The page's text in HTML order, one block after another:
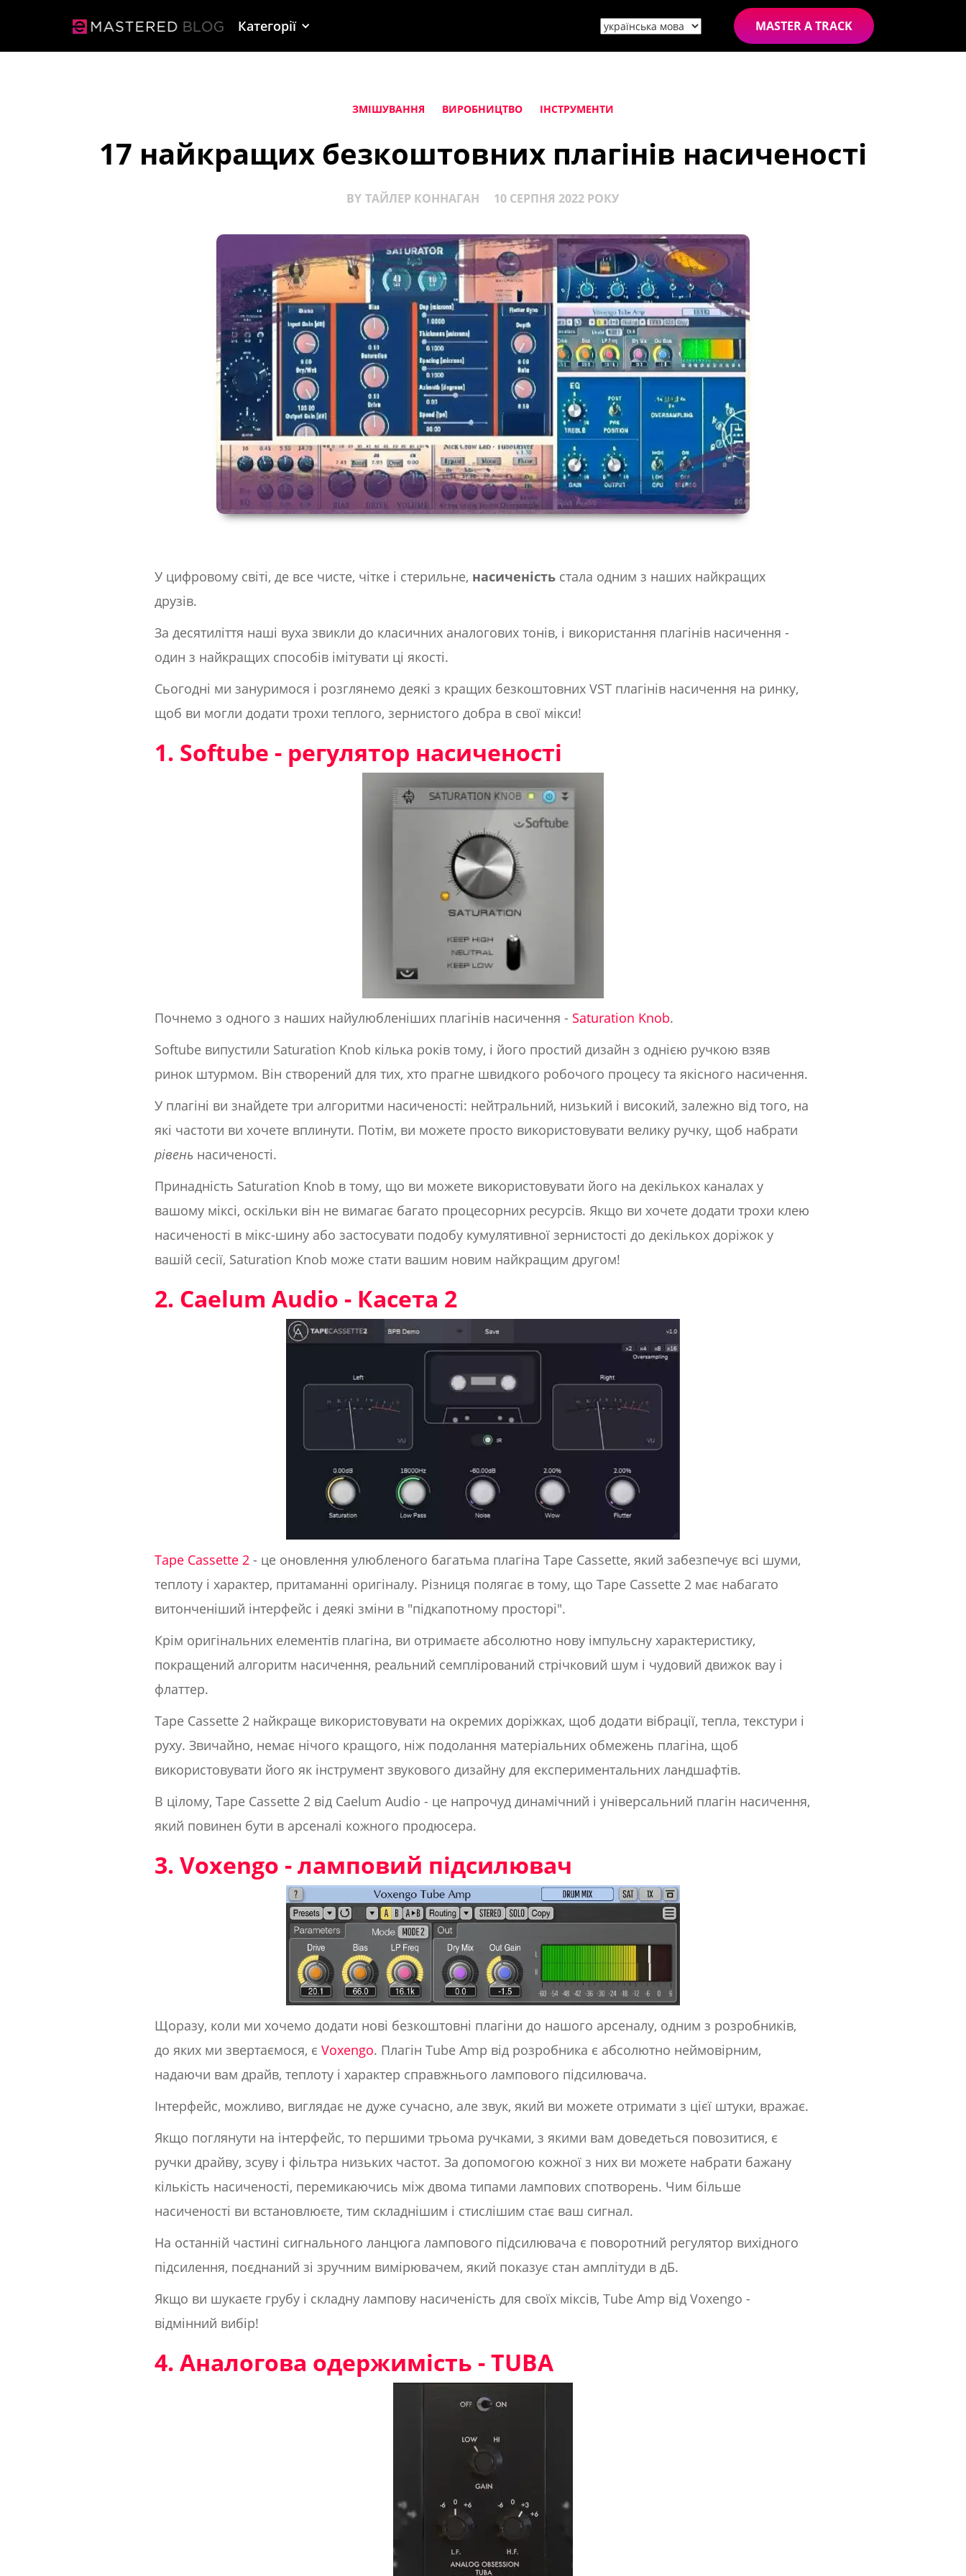
Категорії MASTER A TRACK
ЗМІШУВАННЯ ВИРОБНИЦТВО ІНСТРУМЕНТИ
17 найкращих безкоштовних плагінів насиченості
BY ТАЙЛЕР КОННАГАН 10 СЕРПНЯ 2022 РОКУ
У цифровому світі, де все чисте, чітке і стерильне, насиченість стала одним з наших найкращих
друзів.
За десятиліття наші вуха звикли до класичних аналогових тонів, і використання плагінів насичення -
один з найкращих способів імітувати ці якості.
Сьогодні ми зануримося і розглянемо деякі з кращих безкоштовних VST плагінів насичення на ринку,
щоб ви могли додати трохи теплого, зернистого добра в свої мікси!
1. Softube - регулятор насиченості
Почнемо з одного з наших найулюбленіших плагінів насичення - Saturation Knob.
Softube випустили Saturation Knob кілька років тому, і його простий дизайн з однією ручкою взяв
ринок штурмом. Він створений для тих, хто прагне швидкого робочого процесу та якісного насичення.
У плагіні ви знайдете три алгоритми насиченості: нейтральний, низький і високий, залежно від того, на
які частоти ви хочете вплинути. Потім, ви можете просто використовувати велику ручку, щоб набрати
рівень насиченості.
Принадність Saturation Knob в тому, що ви можете використовувати його на декількох каналах у
вашому міксі, оскільки він не вимагає багато процесорних ресурсів. Якщо ви хочете додати трохи клею
насиченості в мікс-шину або застосувати подобу кумулятивної зернистості до декількох доріжок у
вашій сесії, Saturation Knob може стати вашим новим найкращим другом!
2. Caelum Audio - Касета 2
Tape Cassette 2 - це оновлення улюбленого багатьма плагіна Tape Cassette, який забезпечує всі шуми,
теплоту і характер, притаманні оригіналу. Різниця полягає в тому, що Tape Cassette 2 має набагато
витонченіший інтерфейс і деякі зміни в "підкапотному просторі".
Крім оригінальних елементів плагіна, ви отримаєте абсолютно нову імпульсну характеристику,
покращений алгоритм насичення, реальний семплірований стрічковий шум і чудовий движок вау і
флаттер.
Tape Cassette 2 найкраще використовувати на окремих доріжках, щоб додати вібрації, тепла, текстури і
руху. Звичайно, немає нічого кращого, ніж подолання матеріальних обмежень плагіна, щоб
використовувати його як інструмент звукового дизайну для експериментальних ландшафтів.
В цілому, Tape Cassette 2 від Caelum Audio - це напрочуд динамічний і універсальний плагін насичення,
який повинен бути в арсеналі кожного продюсера.
3. Voxengo - ламповий підсилювач
Щоразу, коли ми хочемо додати нові безкоштовні плагіни до нашого арсеналу, одним з розробників,
до яких ми звертаємося, єVoxengo. Плагін Tube Amp від розробника є абсолютно неймовірним,
надаючи вам драйв, теплоту і характер справжнього лампового підсилювача.
Інтерфейс, можливо, виглядає не дуже сучасно, але звук, який ви можете отримати з цієї штуки, вражає.
Якщо поглянути на інтерфейс, то першими трьома ручками, з якими вам доведеться повозитися, є
ручки драйву, зсуву і фільтра низьких частот. За допомогою кожної з них ви можете набрати бажану
кількість насиченості, перемикаючись між двома типами лампових спотворень. Чим більше
насиченості ви встановлюєте, тим складнішим і стислішим стає ваш сигнал.
На останній частині сигнального ланцюга лампового підсилювача є поворотний регулятор вихідного
підсилення, поєднаний зі зручним вимірювачем, який показує стан амплітуди в дБ.
Якщо ви шукаєте грубу і складну лампову насиченість для своїх міксів, Tube Amp від Voxengo -
відмінний вибір!
4. Аналогова одержимість - TUBA